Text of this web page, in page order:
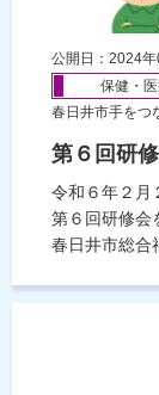
公開日：2024年
保健・
春日井市手をつ
第６回研
令和６年２月
第６回研修会
春日井市総合